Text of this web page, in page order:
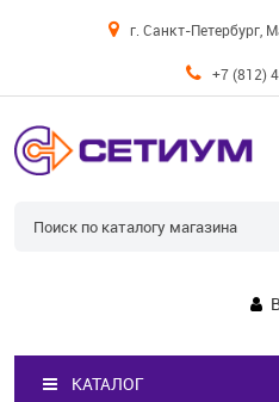
г. Санкт-Петербург,
+7 (812)
КАТАЛОГ